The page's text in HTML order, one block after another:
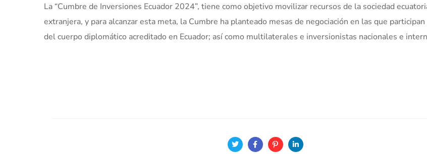
La “Cumbre de Inversiones Ecuador 2024”, tiene como objetivo movilizar recursos de la sociedad
extranjera, y para alcanzar esta meta, la Cumbre ha planteado mesas de negociación en las que
del cuerpo diplomático acreditado en Ecuador; así como multilaterales e inversionistas nacionales e